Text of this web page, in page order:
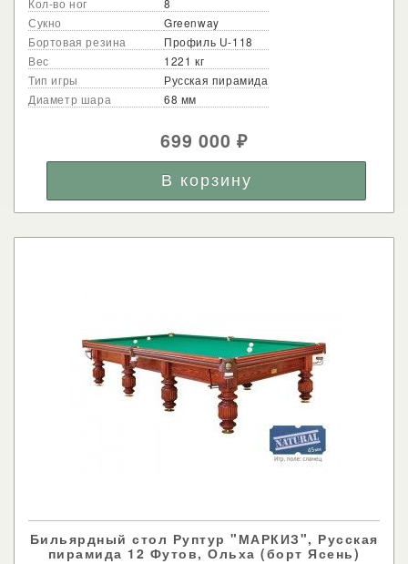
Кол-во ног
8
Сукно
Greenway
Бортовая резина
Профиль U-118
Вес
1221 кг
Тип игры
Русская пирамида
Диаметр шара
68 мм
699 000₽
Бильярдный стол Руптур "МАРКИЗ", Русская
пирамида 12 Футов, Ольха (борт Ясень)